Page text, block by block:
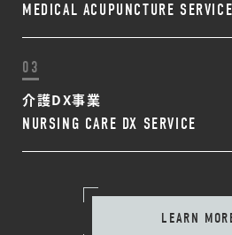
MEDICAL ACUPUNCTURE SERVICE
03
介護DX事業
NURSING CARE DX SERVICE
LEARN